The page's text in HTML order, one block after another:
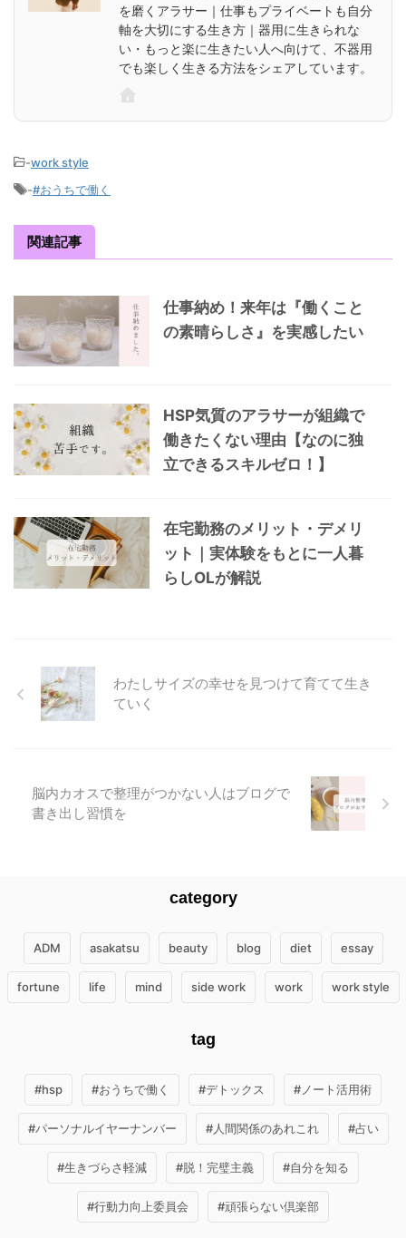
を磨くアラサー｜仕事もプライベートも自分
軸を大切にする生き方｜器用に生きられな
い・もっと楽に生きたい人へ向けて、不器用
でも楽しく生きる方法をシェアしています。
-work style
-#おうちで働く
関連記事
仕事納め！来年は『働くこと
の素晴らしさ』を実感したい
HSP気質のアラサーが組織で
働きたくない理由【なのに独
立できるスキルゼロ！】
在宅勤務のメリット・デメリ
ット｜実体験をもとに一人暮
らしOLが解説
わたしサイズの幸せを見つけて育てて生き
ていく
脳内カオスで整理がつかない人はブログで
書き出し習慣を
category
ADM asakatsu beauty blog diet essay
fortune life mind side work work work style
tag
#hsp #おうちで働く #デトックス #ノート活用術
#パーソナルイヤーナンバー #人間関係のあれこれ #占い
#生きづらさ軽減 #脱！完璧主義 #自分を知る
#行動力向上委員会 #頑張らない倶楽部